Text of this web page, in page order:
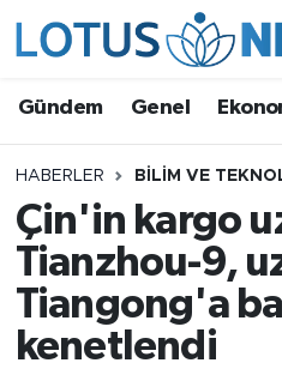
Gündem Genel
HABERLER BILIM VE
Çin'in kargo
Tianzhou-9,
Tiangong'a
kenetlendi
Ekonomi
Dünya
Politika
Kültür - Sanat ve